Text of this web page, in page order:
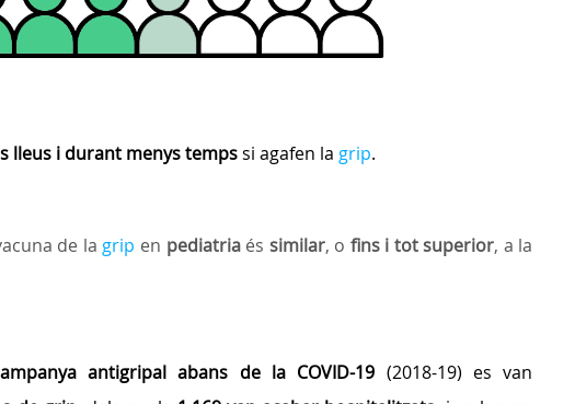
lleus i durant menys tempssi agafen la grip.
de la grip en pediatriaés similar, o fins i tot superior, a la
antigripal abans de la COVID-19 (2018-19) es van